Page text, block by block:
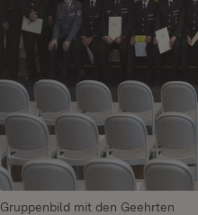
Gruppenbild mit den Geehrten